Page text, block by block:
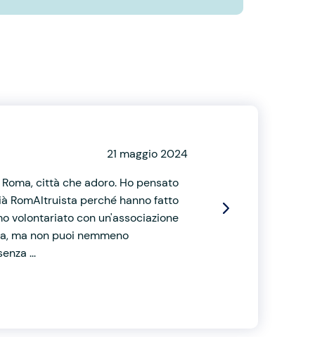
21 maggio 2024
città che adoro. Ho pensato
RomAltruista perché hanno fatto
volontariato con un'associazione
ma non puoi nemmeno
...